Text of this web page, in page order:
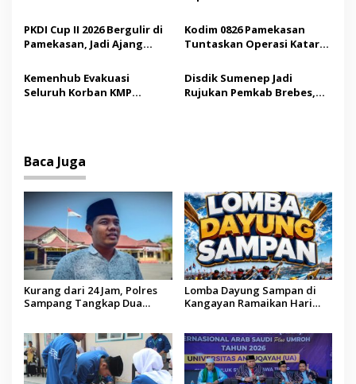
s
Demokrasi bagi Siswa
Saudi
PKDI Cup II 2026 Bergulir di
Pamekasan, Jadi Ajang
Madura
Kodim 0826 Pamekasan
Tuntaskan Operasi Katarak
Tindakan Medis
Kemenhub Evakuasi
Seluruh Korban KMP
Disdik Sumenep Jadi
Rujukan Pemkab Brebes,
Baca Juga
Kurang dari 24 Jam, Polres
Sampang Tangkap Dua
Lomba Dayung Sampan di
Kangayan Ramaikan Hari